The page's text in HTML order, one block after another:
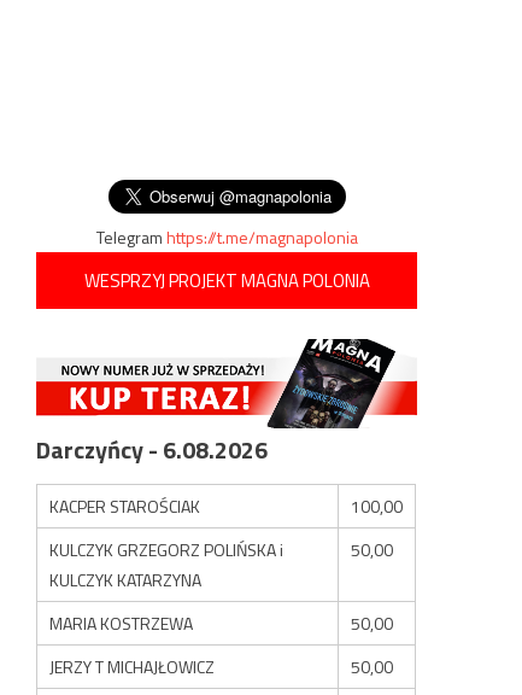
Telegramhttps://t.me/magnapolonia
WESPRZYJ PROJEKT MAGNA POLONIA
Darczyńcy - 6.08.2026
KACPER STAROŚCIAK
100,00
KULCZYK GRZEGORZ POLIŃSKA i
KULCZYK KATARZYNA
50,00
MARIA KOSTRZEWA
50,00
JERZY T MICHAJŁOWICZ
50,00